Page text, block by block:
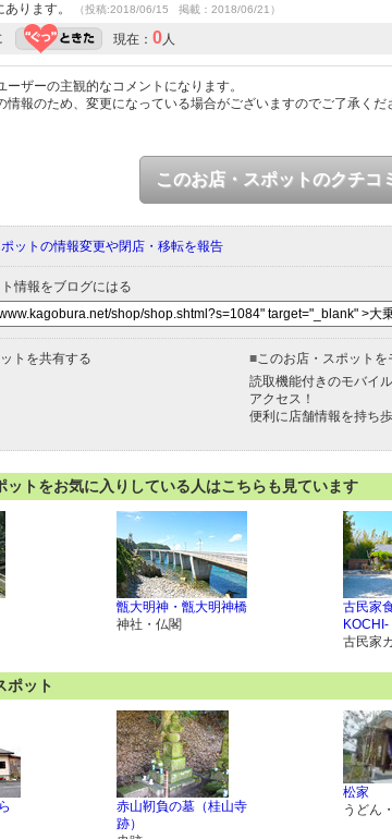
ります。
（投稿:2018/06/15 掲載：2018/06/21）
現在： 0人
ザーの主観的なコメントになります。
情報のため、変更になっている場合がございますのでご了承くだ
このお店・スポットのクチコ
ットの情報変更や閉店・移転を報告
情報をブログにはる
トを共有する ■このお店・スポットを
読取機能付きのモバイ
アクセス！
便利に店舗情報を持ち歩
ットをお気に入りしている人はこちらも見ています
甑大明神・甑大明神橋
神社・仏閣
古民家
KOCHI-
古民家
ポット
赤山靭負の墓（桂山寺
跡）
松家
うどん